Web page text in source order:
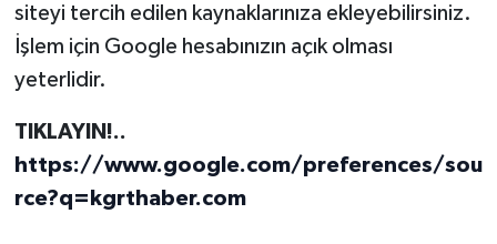
siteyi tercih edilen kaynaklarınıza ekleyebilirsiniz.
İşlem için Google hesabınızın açık olması
yeterlidir.
TIKLAYIN!..
https://www.google.com/preferences/sou
rce?q=kgrthaber.com